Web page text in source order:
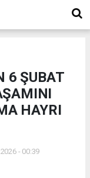
6 ŞUBAT
HAYRI
- 00:39